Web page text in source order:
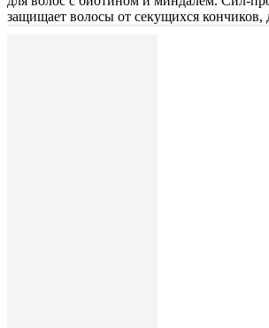
защищает волосы от секущихся кончиков,